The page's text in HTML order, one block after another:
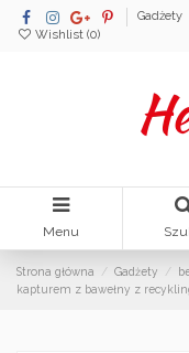
Gadżety
Wishlist (0)
Menu
Strona główna Gadżety
kapturem z bawełny z